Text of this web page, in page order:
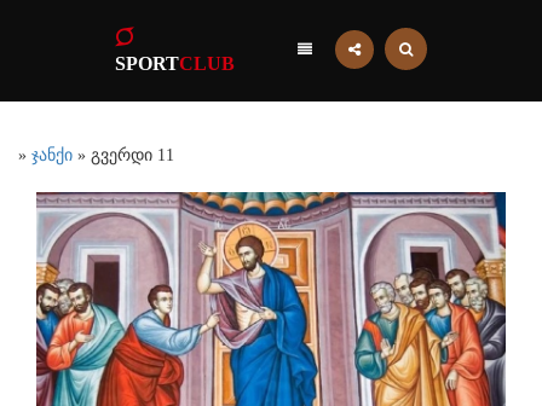
SPORTCLUB
» ჯანქი » გვერდი 11